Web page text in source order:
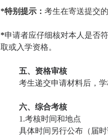
*特别提示： 考生在寄送提交
*申请者应仔细核对本人是否
取或入学资格。
五、资格审核
考生递交申请材料后，
六、综合考核
1.考核时间和地点
具体时间另行公布（届时